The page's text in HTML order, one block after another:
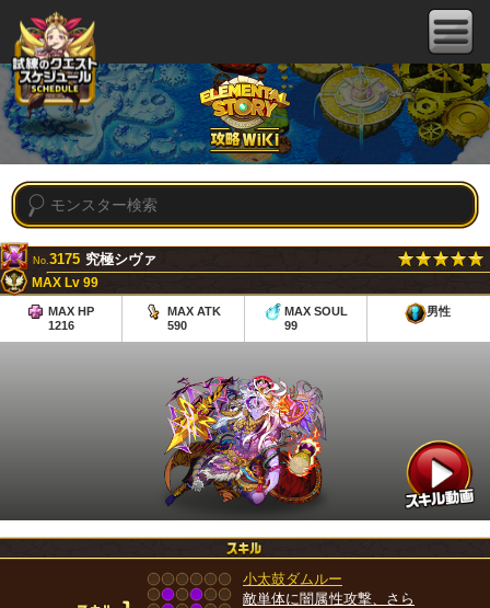
No.3175 究極シヴァ
MAX Lv 99
MAX HP
1216
MAX ATK
590
MAX SOUL
99
男性
小太鼓ダムルー
敵単体に闇属性攻撃、さら